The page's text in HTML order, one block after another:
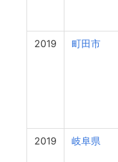
2019 町田市
2019 岐阜県